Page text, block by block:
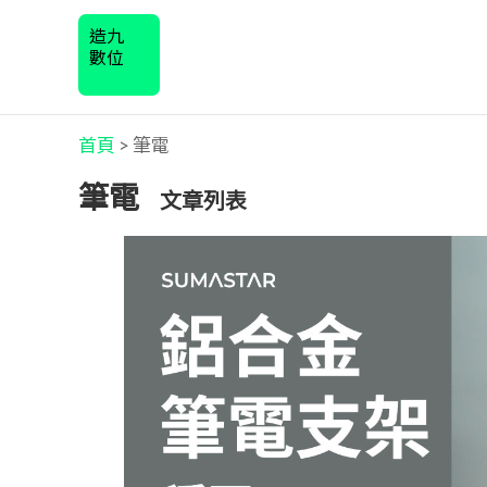
造九
數位
首頁 >筆電
筆電 文章列表